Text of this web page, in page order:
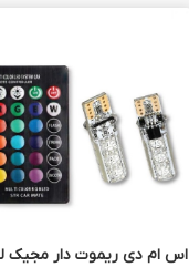
اس ام دی ریموت دار مجیک